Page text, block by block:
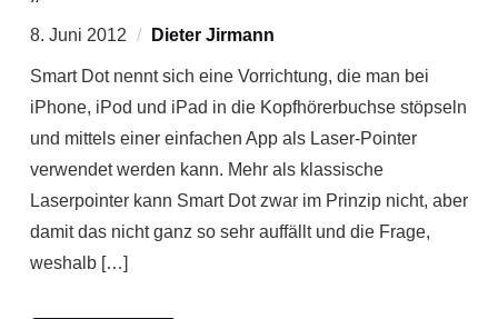
8. Juni 2012 Dieter Jirmann
Smart Dot nennt sich eine Vorrichtung, die man bei
iPhone, iPod und iPad in die Kopfhörerbuchse stöpseln
und mittels einer einfachen App als Laser-Pointer
verwendet werden kann. Mehr als klassische
Laserpointer kann Smart Dot zwar im Prinzip nicht, aber
damit das nicht ganz so sehr auffällt und die Frage,
weshalb […]